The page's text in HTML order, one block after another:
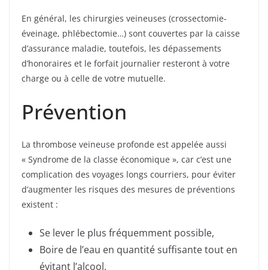
En général, les chirurgies veineuses (crossectomie-
éveinage, phlébectomie…) sont couvertes par la caisse
d’assurance maladie, toutefois, les dépassements
d’honoraires et le forfait journalier resteront à votre
charge ou à celle de votre mutuelle.
Prévention
La thrombose veineuse profonde est appelée aussi
« Syndrome de la classe économique », car c’est une
complication des voyages longs courriers, pour éviter
d’augmenter les risques des mesures de préventions
existent :
Se lever le plus fréquemment possible,
Boire de l’eau en quantité suffisante tout en
évitant l’alcool,